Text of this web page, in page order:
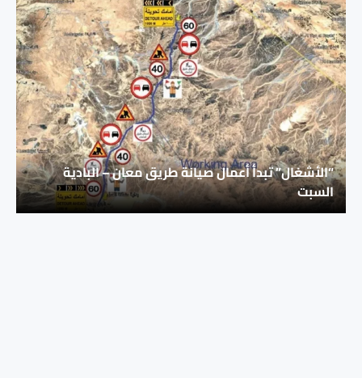
“الأشغال” تبدأ أعمال صيانة طريق معان – البادية
السبت